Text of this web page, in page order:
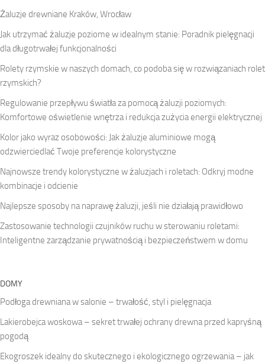
Żaluzje drewniane Kraków, Wrocław
Jak utrzymać żaluzje poziome w idealnym stanie: Poradnik pielęgnacji
dla długotrwałej funkcjonalności
Rolety rzymskie w naszych domach, co podoba się w rozwiązaniach rolet
rzymskich?
Regulowanie przepływu światła za pomocą żaluzji poziomych:
Komfortowe oświetlenie wnętrza i redukcja zużycia energii elektrycznej
Kolor jako wyraz osobowości: Jak żaluzje aluminiowe mogą
odzwierciedlać Twoje preferencje kolorystyczne
Najnowsze trendy kolorystyczne w żaluzjach i roletach: Odkryj modne
kombinacje i odcienie
Najlepsze sposoby na naprawę żaluzji, jeśli nie działają prawidłowo
Zastosowanie technologii czujników ruchu w sterowaniu roletami:
Inteligentne zarządzanie prywatnością i bezpieczeństwem w domu
DOMY
Podłoga drewniana w salonie – trwałość, styl i pielęgnacja
Lakierobejca woskowa – sekret trwałej ochrany drewna przed kapryśną
pogodą
Ekogroszek idealny do skutecznego i ekologicznego ogrzewania – jak